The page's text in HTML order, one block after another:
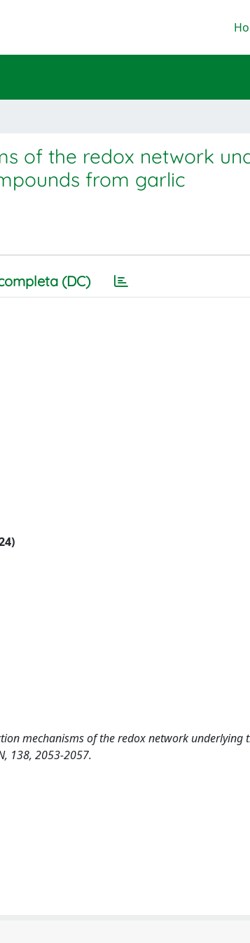
of the redox network
from garlic
(DC)
mechanisms of the redox network
138, 2053-2057.